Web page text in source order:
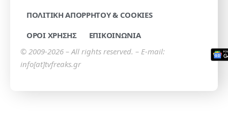
ΠΟΛΙΤΙΚΗ ΑΠΟΡΡΗΤΟΥ & COOKIES
ΟΡΟΙ ΧΡΗΣΗΣ
ΕΠΙΚΟΙΝΩΝΙΑ
© 2009-2026 – All rights reserved. – E-mail:
info[at]tvfreaks.gr